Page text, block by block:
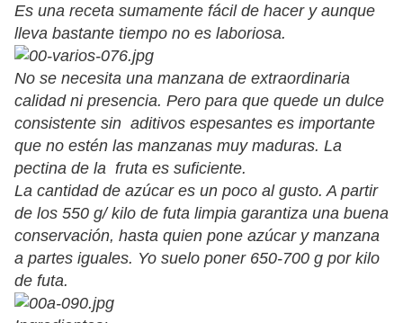
Es una receta sumamente fácil de hacer y aunque
lleva bastante tiempo no es laboriosa.
No se necesita una manzana de extraordinaria
calidad ni presencia. Pero para que quede un dulce
consistente sin aditivos espesantes es importante
que no estén las manzanas muy maduras. La
pectina de la fruta es suficiente.
La cantidad de azúcar es un poco al gusto. A partir
de los 550 g/ kilo de futa limpia garantiza una buena
conservación, hasta quien pone azúcar y manzana
a partes iguales. Yo suelo poner 650-700 g por kilo
de futa.